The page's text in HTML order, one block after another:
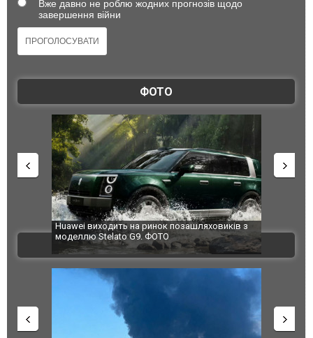
Вже давно не роблю жодних прогнозів щодо
завершення війни
ФОТО
ринок позашляховиків з
ФОТО
Росія атакувала Суми КАБами:
торговельний центр, будинки, є
ФОТОВІДЕО